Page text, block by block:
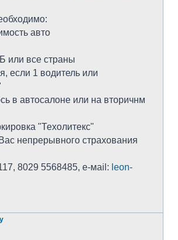
авто
или все страны
если 1 водитель или
в автосалоне или на вторичнм
"Техолитекс"
непрерывного страхования
8029 5568485, е-мail: leon-